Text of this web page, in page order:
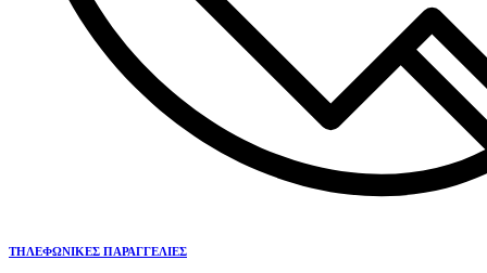
ΤΗΛΕΦΩΝΙΚΕΣ ΠΑΡΑΓΓΕΛΙΕΣ